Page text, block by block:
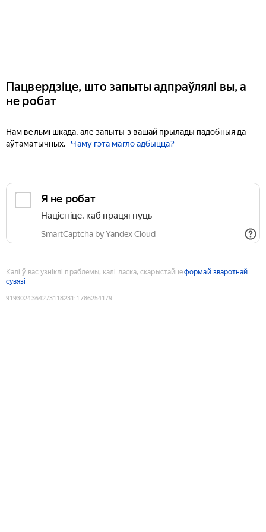
Пацвердзіце, што запыты адпраўлялі вы, а
не робат
Нам вельмі шкада, але запыты з вашай прылады падобныя да
аўтаматычных.
Чаму гэта магло адбыцца?
Я не робат
Націсніце, каб працягнуць
SmartCaptcha by Yandex Cloud
Калі ў вас узніклі праблемы, калі ласка, скарыстайцеформай зваротнай
сувязі
9193024364273118231 :1786254179